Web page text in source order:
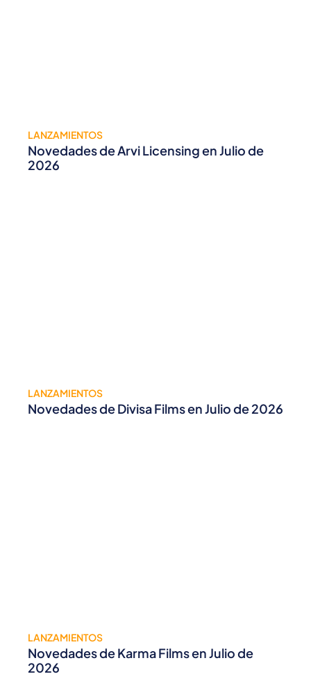
LANZAMIENTOS
Novedades de Arvi Licensing en Julio de
2026
LANZAMIENTOS
Novedades de Divisa Films en Julio de 2026
LANZAMIENTOS
Novedades de Karma Films en Julio de
2026